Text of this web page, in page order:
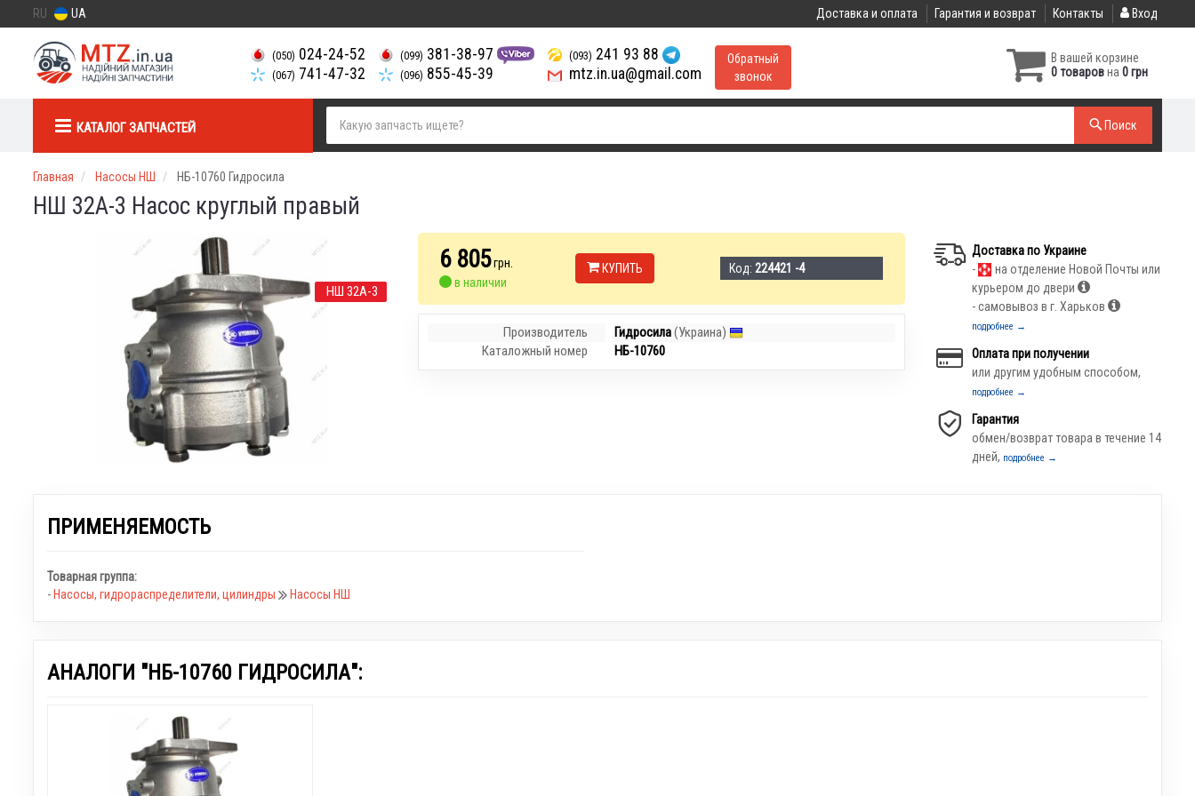
RU UA Доставка и оплата Гарантия и возврат Контакты Вход
(050) 024-24-52
(067) 741-47-32
(099) 381-38-97
(096) 855-45-39
(093) 241 93 88
mtz.in.ua@gmail.com
Обратный
звонок
В вашей корзине
0 товаровна 0 грн
КАТАЛОГ ЗАПЧАСТЕЙ Поиск
Главная Насосы НШ НБ-10760 Гидросила
НШ 32А-3 Насос круглый правый
НШ 32А-3
6 805грн.
в наличии
КУПИТЬ Код: 224421 -4
Производитель Гидросила(Украина)
Каталожный номер
НБ-10760
Доставка по Украине
-
на отделение Новой Почты или
курьером до двери
- самовывоз в г. Харьков
подробнее →
Оплата при получении
или другим удобным способом,
подробнее →
Гарантия
обмен/возврат товара в течение 14
дней, подробнее →
ПРИМЕНЯЕМОСТЬ
Товарная группа:
- Насосы, гидрораспределители, цилиндры Насосы НШ
АНАЛОГИ "НБ-10760 ГИДРОСИЛА":